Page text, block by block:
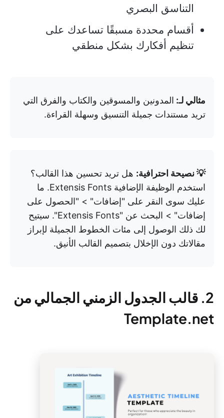
التناسق البصري
أقسام محددة مسبقًا تساعدك على
تنظيم أفكارك بشكل منطقي
مثالي لـ: المدونين والمسوقين والكتاب والفرق التي
تريد مستندات جميلة التنسيق وسهلة القراءة.
💡 نصيحة احترافية: هل تريد تحسين هذا القالب؟
استخدم الوظيفة الإضافية Extensis Fonts. ما
عليك سوى النقر على "إضافات" > "الحصول على
إضافات" > البحث عن "Extensis Fonts". سيتيح
لك ذلك الوصول إلى مئات الخطوط الجميلة لإبراز
مقالاتك دون الإخلال بتصميم القالب الأنيق.
2. قالب الجدول الزمني الجمالي من
Template.net